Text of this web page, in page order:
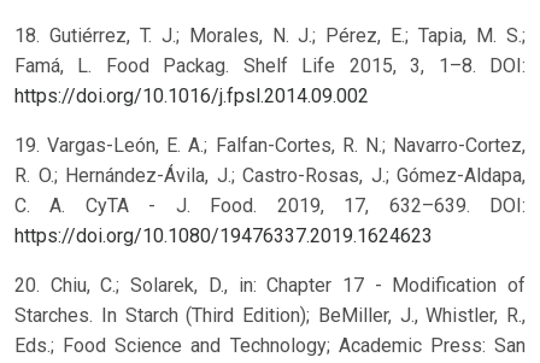
18. Gutiérrez, T. J.; Morales, N. J.; Pérez, E.; Tapia, M. S.;
Famá, L. Food Packag. Shelf Life 2015, 3, 1–8. DOI:
https://doi.org/10.1016/j.fpsl.2014.09.002
19. Vargas-León, E. A.; Falfan-Cortes, R. N.; Navarro-Cortez,
R. O.; Hernández-Ávila, J.; Castro-Rosas, J.; Gómez-Aldapa,
C. A. CyTA - J. Food. 2019, 17, 632–639. DOI:
https://doi.org/10.1080/19476337.2019.1624623
20. Chiu, C.; Solarek, D., in: Chapter 17 - Modification of
Starches. In Starch (Third Edition); BeMiller, J., Whistler, R.,
Eds.; Food Science and Technology; Academic Press: San